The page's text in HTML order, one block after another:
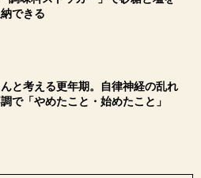
できる
と考える更年期。自律神経の乱れ
で「やめたこと・始めたこと」